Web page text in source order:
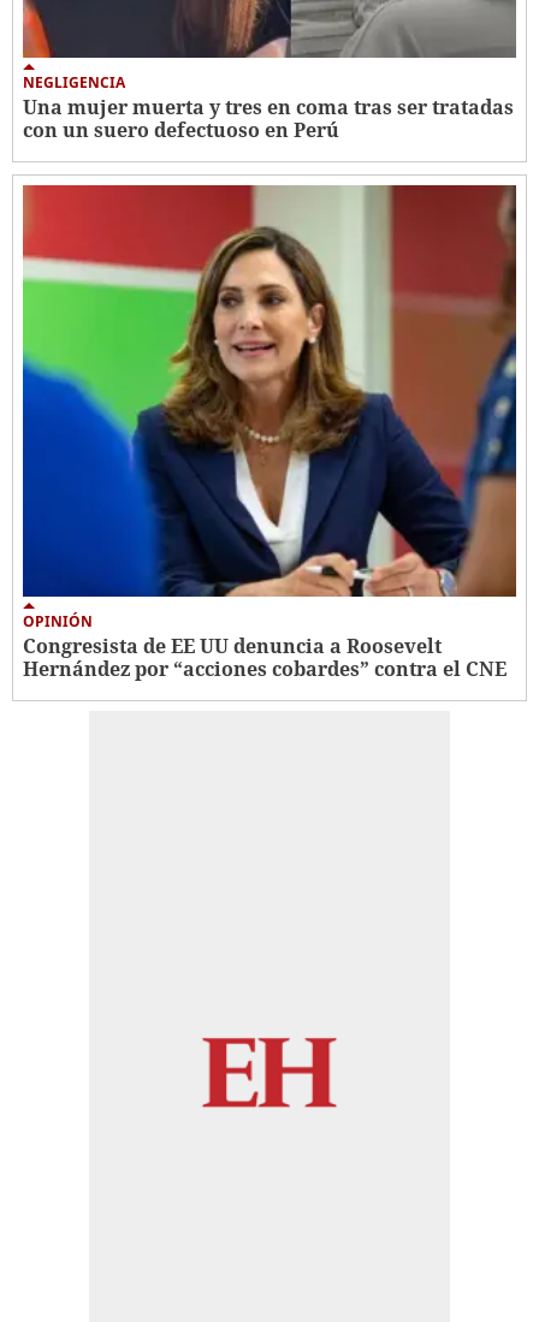
NEGLIGENCIA
Una mujer muerta y tres en coma tras ser tratadas
con un suero defectuoso en Perú
OPINIÓN
Congresista de EE UU denuncia a Roosevelt
Hernández por “acciones cobardes” contra el CNE